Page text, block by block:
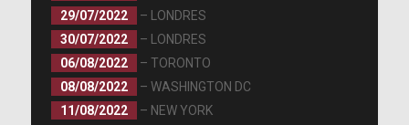
29/07/2022
– LONDRES
30/07/2022
– LONDRES
06/08/2022
– TORONTO
08/08/2022
– WASHINGTON DC
11/08/2022
– NEW YORK